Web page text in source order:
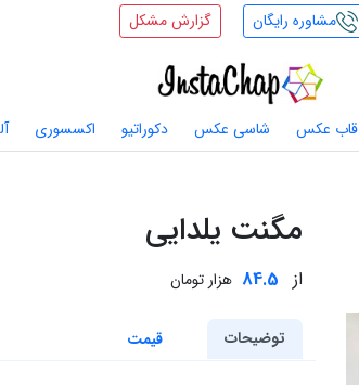
مشاوره رایگان گزارش مشکل
قاب عکس شاسی عکس دکوراتیو اکسسوری
مگنت یلدایی
از 84.5 هزار تومان
توضیحات قیمت